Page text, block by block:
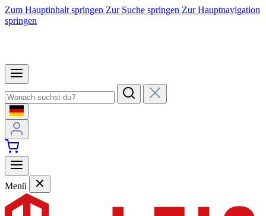
Zum Hauptinhalt springen Zur Suche springen Zur Hauptnavigation
springen
Menü